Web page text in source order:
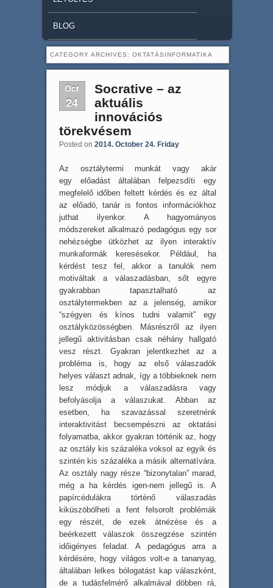
BLOG
CATEGORY ARCHIVES: OKTATÁSINFORMATIKA
Oct
24
Socrative – az
aktuális
innovációs
törekvésem
Posted on 2014. October 24. Friday
Az osztálytermi munkát vagy akár
egy előadást általában felpezsdíti egy
megfelelő időben feltett kérdés és ez által
az előadó, tanár is fontos információkhoz
juthat ilyenkor. A hagyományos
módszereket alkalmazó pedagógus egy sor
nehézségbe ütközhet az ilyen interaktív
munkaformák keresésekor. Például, ha
kérdést tesz fel, akkor a tanulók nem
motiváltak a válaszadásban, sőt egyre
gyakrabban tapasztalható az
osztálytermekben az a jelenség, amikor
“szégyen és kínos tudni valamit” egy
osztályközösségben. Másrészről az ilyen
jellegű aktivitásban csak néhány hallgató
vesz részt. Gyakran jelentkezhet az a
probléma is, hogy az első válaszadók
helyes választ adnak, így a többieknek nem
lesz módjuk a válaszadásra vagy
befolyásolja a válaszukat. Abban az
esetben, ha szavazással szeretnénk
interaktivitást becsempészni az oktatási
folyamatba, akkor gyakran történik az, hogy
az osztály kis százaléka voksol az egyik és
szintén kis százaléka a másik alternatívára.
Az osztály nagy része “bizonytalan” marad,
még a ha kérdés igen-nem jellegű is. A
papírcédulákra történő válaszadás
kiküszöbölheti a fent felsorolt problémák
egy részét, de ezek átnézése és a
beérkezett válaszok összegzése szintén
időigényes feladat. A pedagógus arra a
kérdésére, hogy világos volt-e a tananyag,
általában lelkes bólogatást kap válaszként,
de a tudásfelmérő alkalmával döbben rá,